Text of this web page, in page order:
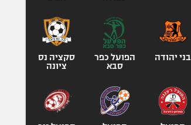
אופניים
ספורט מוטורי
כדורמים
בייסבול MLB
ספורט אתגרי
בני יהודה
הפועל כפר
סבא
סקציה נס
ציונה